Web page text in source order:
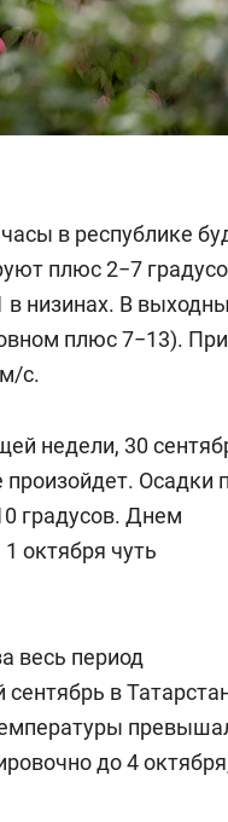
в республике
плюс 2−7
в низинах. В
плюс 7−13). При
с.
недели, 30
Осадки
градусов. Днем
октября чуть
весь период
в
до 4